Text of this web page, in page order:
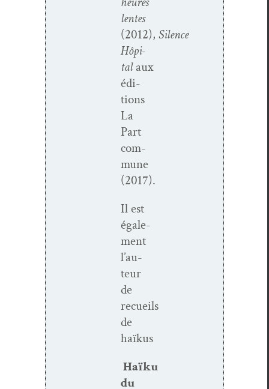
lentes
(2012), Silence
Hôpi­
talaux
édi­
tions
La
Part
com­
mune
(2017).
Il est
égale­
ment
l’au­
teur
de
recueils
de
haïkus
Haïku
du